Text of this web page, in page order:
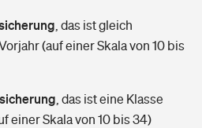
finden
das ist gleich
(auf einer Skala von 10 bis
das ist eine Klasse
einer Skala von 10 bis 34)